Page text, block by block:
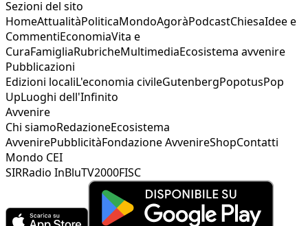
Sezioni del sito
HomeAttualitàPoliticaMondoAgoràPodcastChiesaIdee e
CommentiEconomiaVita e
CuraFamigliaRubricheMultimediaEcosistema avvenire
Pubblicazioni
Edizioni localiL'economia civileGutenbergPopotusPop
UpLuoghi dell'Infinito
Avvenire
Chi siamoRedazioneEcosistema
AvvenirePubblicitàFondazione AvvenireShopContatti
Mondo CEI
SIRRadio InBluTV2000FISC